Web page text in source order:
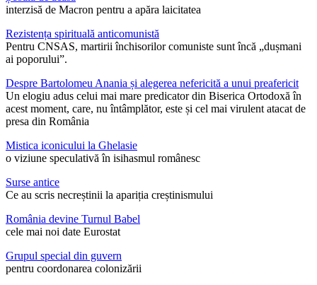
interzisă de Macron pentru a apăra laicitatea
Rezistența spirituală anticomunistă
Pentru CNSAS, martirii închisorilor comuniste sunt încă „dușmani
ai poporului”.
Despre Bartolomeu Anania și alegerea nefericită a unui preafericit
Un elogiu adus celui mai mare predicator din Biserica Ortodoxă în
acest moment, care, nu întâmplător, este și cel mai virulent atacat de
presa din România
Mistica iconicului la Ghelasie
o viziune speculativă în isihasmul românesc
Surse antice
Ce au scris necreștinii la apariția creștinismului
România devine Turnul Babel
cele mai noi date Eurostat
Grupul special din guvern
pentru coordonarea colonizării